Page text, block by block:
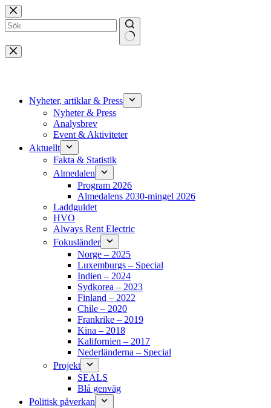
Hoppa
till
innehåll
Inga
resultat
Nyheter, artiklar & Press
Nyheter & Press
Analysbrev
Event & Aktiviteter
Aktuellt
Fakta & Statistik
Almedalen
Program 2026
Almedalens 2030-mingel 2026
Laddguldet
HVO
Always Rent Electric
Fokusländer
Norge – 2025
Luxemburgs – Special
Indien – 2024
Sydkorea – 2023
Finland – 2022
Chile – 2020
Frankrike – 2019
Kina – 2018
Kalifornien – 2017
Nederländerna – Special
Projekt
SEALS
Blå genväg
Politisk påverkan